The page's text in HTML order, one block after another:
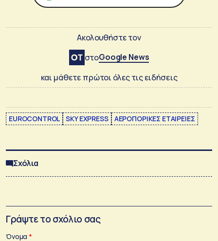
Ακολουθήστε τον
στοGoogle News
και μάθετε πρώτοι όλες τις ειδήσεις
EUROCONTROL SKY EXPRESS ΑΕΡΟΠΟΡΙΚΕΣ ΕΤΑΙΡΕΙΕΣ
Σχόλια
Γράψτε το σχόλιο σας
Όνομα